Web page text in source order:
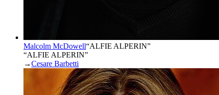
Malcolm McDowell“ALFIE ALPERIN”
“ALFIE ALPERIN”
→Cesare Barbetti